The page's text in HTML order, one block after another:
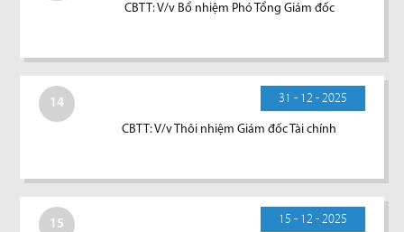
CBTT: V/v Bổ nhiệm Phó Tổng Giám đốc
14 31 - 12 - 2025
CBTT: V/v Thôi nhiệm Giám đốc Tài chính
15 15 - 12 - 2025